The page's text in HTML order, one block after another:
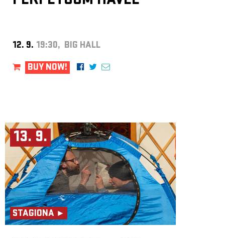
12. 9. 19:30, BIG HALL
BUY NOW!
13. 9.
STAGIONA ►